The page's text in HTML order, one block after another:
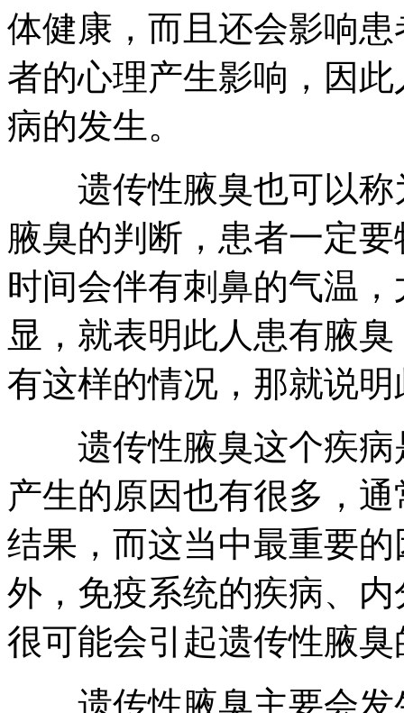
体健康，而且还会影响
者的心理产生影响，因
病的发生。
遗传性腋臭也可以称
腋臭的判断，患者一定
时间会伴有刺鼻的气温
显，就表明此人患有腋
有这样的情况，那就说
遗传性腋臭这个疾病
产生的原因也有很多，
结果，而这当中最重要
外，免疫系统的疾病、
很可能会引起遗传性腋
遗传性腋臭主要会发